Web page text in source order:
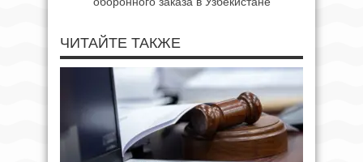
ЧИТАЙТЕ ТАКЖЕ